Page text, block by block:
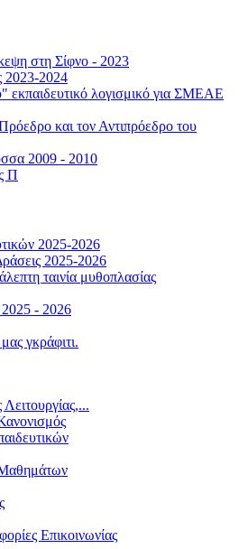
στη Σίφνο - 2023
2023-2024
εκπαιδευτικό λογισμικό για ΣΜΕΑΕ
και τον Αντιπρόεδρο του
2009 - 2010
Π
2025-2026
2025-2026
ταινία μυθοπλασίας
2025 - 2026
γκράφιτι.
Επικοινωνίας